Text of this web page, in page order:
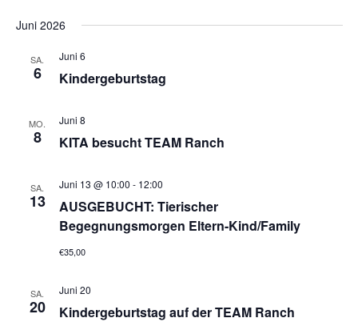
Juni 2026
SA.
6 Kindergeburtstag
Juni 6
MO.
8 KITA besucht TEAM Ranch
Juni 8
SA.
13
AUSGEBUCHT: Tierischer
Begegnungsmorgen Eltern-Kind/Family
Juni 13 @ 10:00 - 12:00
€35,00
SA.
20 Kindergeburtstag auf der TEAM Ranch
Juni 20